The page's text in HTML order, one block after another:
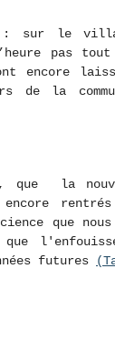
: sur le
pas tout
encore
de la
que la
que
futures